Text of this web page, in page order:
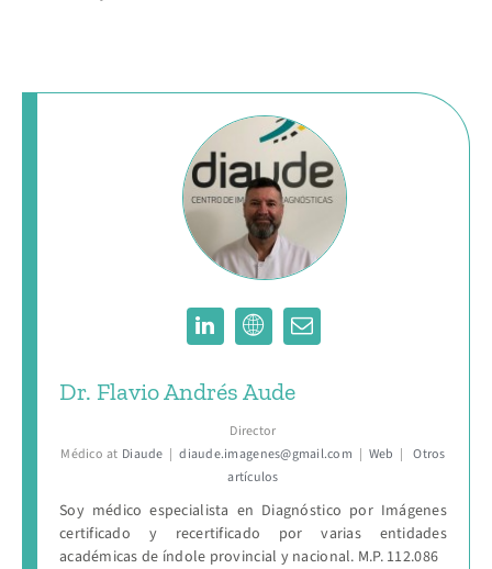
Dr. Flavio Andrés Aude
Director
Médico at Diaude | diaude.imagenes@gmail.com | Web |
Otros
artículos
Soy médico especialista en Diagnóstico por Imágenes
certificado y recertificado por varias entidades
académicas de índole provincial y nacional. M.P. 112.086